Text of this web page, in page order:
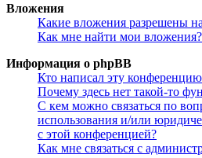
Вложения
Какие вложения разрешены
Как мне найти мои вложения?
Информация о phpBB
Кто написал эту
Почему здесь нет такой-то
С кем можно связаться по
использования и/или
с этой конференцией?
Как мне связаться с